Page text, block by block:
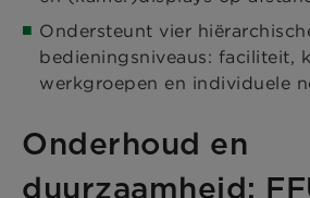
Ondersteunt vier
bedieningsniveaus: faciliteit,
werkgroepen en individuele
Onderhoud en
duurzaamheid: